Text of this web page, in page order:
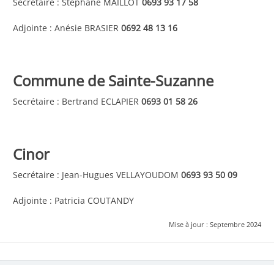
Adjointe : Anésie BRASIER 0692 48 13 16
Commune de Sainte-Suzanne
Secrétaire : Bertrand ECLAPIER 0693 01 58 26
Cinor
Secrétaire : Jean-Hugues VELLAYOUDOM 0693 93 50 09
Adjointe : Patricia COUTANDY
Mise à jour : Septembre 2024